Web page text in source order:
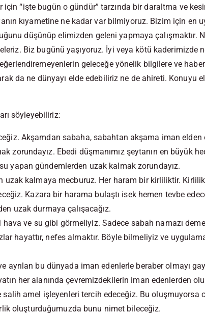
“işte bugün o gündür” tarzında bir daraltma ve
kıyametine ne kadar var bilmiyoruz. Bizim için en
düşünüp elimizden geleni yapmaya çalışmaktır.
Biz bugünü yaşıyoruz. İyi veya kötü kaderimizde
geleceğe yönelik bilgilere ve
da ne dünyayı elde edebiliriz ne de ahireti. Konuyu
söyleyebiliriz:
Akşamdan sabaha, sabahtan akşama iman elden
zorundayız. Ebedi düşmanımız şeytanın en büyük
yapan gündemlerden uzak kalmak zorundayız.
uzak kalmaya mecburuz. Her haram bir kirliliktir.
Kazara bir harama bulaştı isek hemen tevbe
uzak durmaya çalışacağız.
hava ve su gibi görmeliyiz. Sadece sabah namazı
hayattır, nefes almaktır. Böyle bilmeliyiz ve
ayrılan bu dünyada iman edenlerle beraber olmayı
her alanında çevremizdekilerin iman edenlerden
amel işleyenleri tercih edeceğiz. Bu oluşmuyorsa
oluşturduğumuzda bunu nimet bileceğiz.